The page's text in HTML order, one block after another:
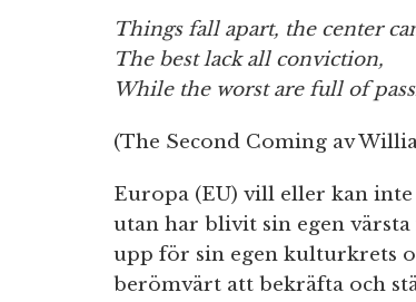
Things fall apart, the center
The best lack all conviction,
While the worst are full of
(The Second Coming av
Europa (EU) vill eller kan
utan har blivit sin egen värsta
upp för sin egen kulturkrets
berömvärt att bekräfta och